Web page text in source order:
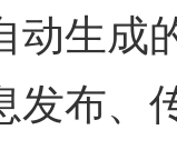
动生成
发布、